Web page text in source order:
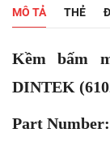
MÔ TẢ THẺ
Kềm bấm
DINTEK
Part Number: